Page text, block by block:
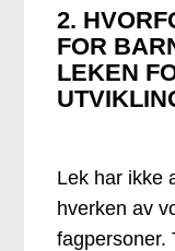
2.
FOR
LEKEN
Lek har ikke
hverken av
fagpersoner.